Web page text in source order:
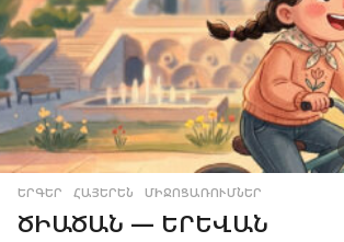
ԵՐԳԵՐ ,ՀԱՅԵՐԵՆ ,ՄԻՋՈՑԱՌՈՒՄՆԵՐ
ԾԻԱԾԱՆ — ԵՐԵՎԱՆ